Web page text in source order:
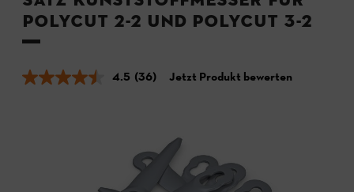
PolyCut 2-2 und PolyCut 3-2
4.5 (36) Jetzt Produkt bewerten